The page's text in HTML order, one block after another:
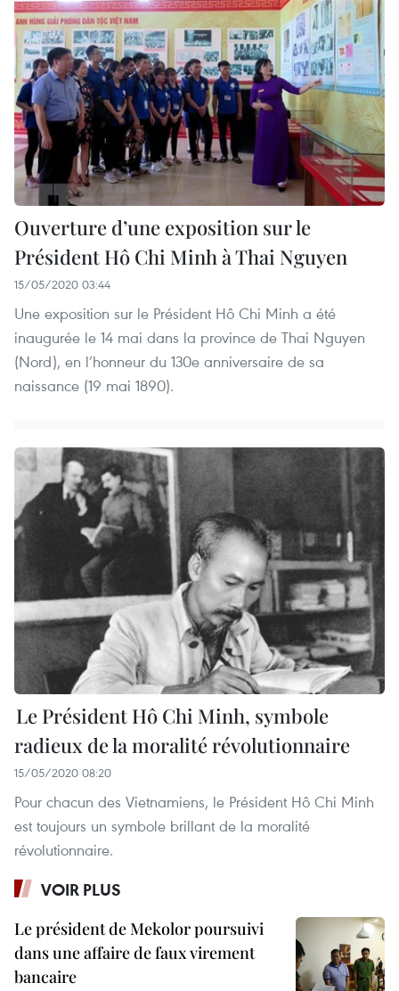
Ouverture d’une exposition sur le
Président Hô Chi Minh à Thai Nguyen
15/05/2020 03:44
Une exposition sur le Président Hô Chi Minh a été
inaugurée le 14 mai dans la province de Thai Nguyen
(Nord), en l’honneur du 130e anniversaire de sa
naissance (19 mai 1890).
Le Président Hô Chi Minh, symbole
radieux de la moralité révolutionnaire
15/05/2020 08:20
Pour chacun des Vietnamiens, le Président Hô Chi Minh
est toujours un symbole brillant de la moralité
révolutionnaire.
VOIR PLUS
Le président de Mekolor poursuivi
dans une affaire de faux virement
bancaire